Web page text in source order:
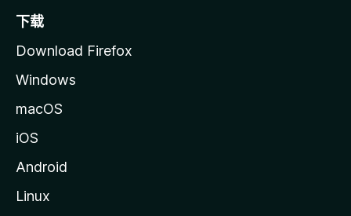
下载
Download Firefox
Windows
macOS
iOS
Android
Linux